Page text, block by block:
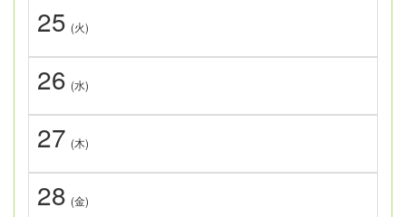
25 (火)
26 (水)
27 (木)
28 (金)